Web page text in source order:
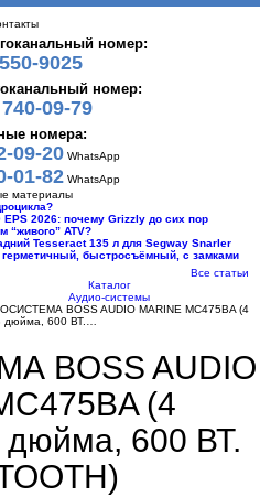
номер:
9025
номер:
09-79
номера:
09-20 WhatsApp
01-82 WhatsApp
материалы
EPS 2026: почему Grizzly до сих пор
“живого” ATV?
Tesseract 135 л для Segway Snarler
быстросъёмный, с замками
Все статьи
Каталог
Аудио-системы
BOSS AUDIO MARINE MC475BA (4
600 ВТ.…
BOSS AUDIO
(4
600 ВТ.